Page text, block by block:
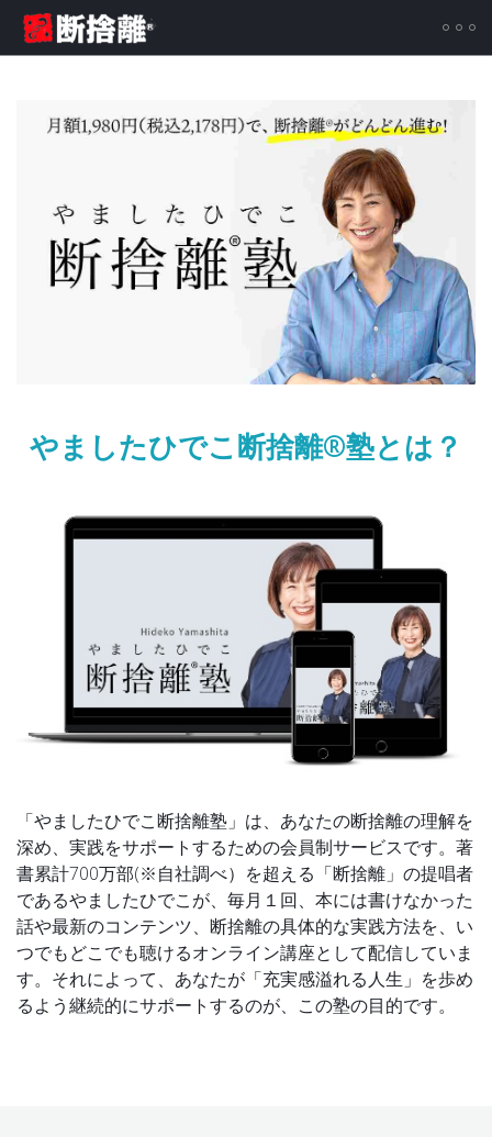
やましたひでこ断捨離®塾とは？
「やましたひでこ断捨離塾」は、あなたの断捨離の理解を
深め、実践をサポートするための会員制サービスです。著
書累計700万部(※自社調べ）を超える「断捨離」の提唱者
であるやましたひでこが、毎月１回、本には書けなかった
話や最新のコンテンツ、断捨離の具体的な実践方法を、い
つでもどこでも聴けるオンライン講座として配信していま
す。それによって、あなたが「充実感溢れる人生」を歩め
るよう継続的にサポートするのが、この塾の目的です。